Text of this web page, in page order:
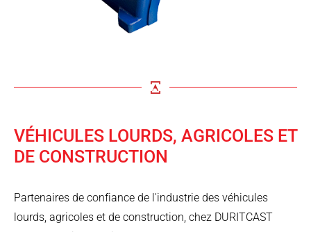
VÉHICULES LOURDS, AGRICOLES ET
DE CONSTRUCTION
Partenaires de confiance de l'industrie des véhicules
lourds, agricoles et de construction, chez DURITCAST